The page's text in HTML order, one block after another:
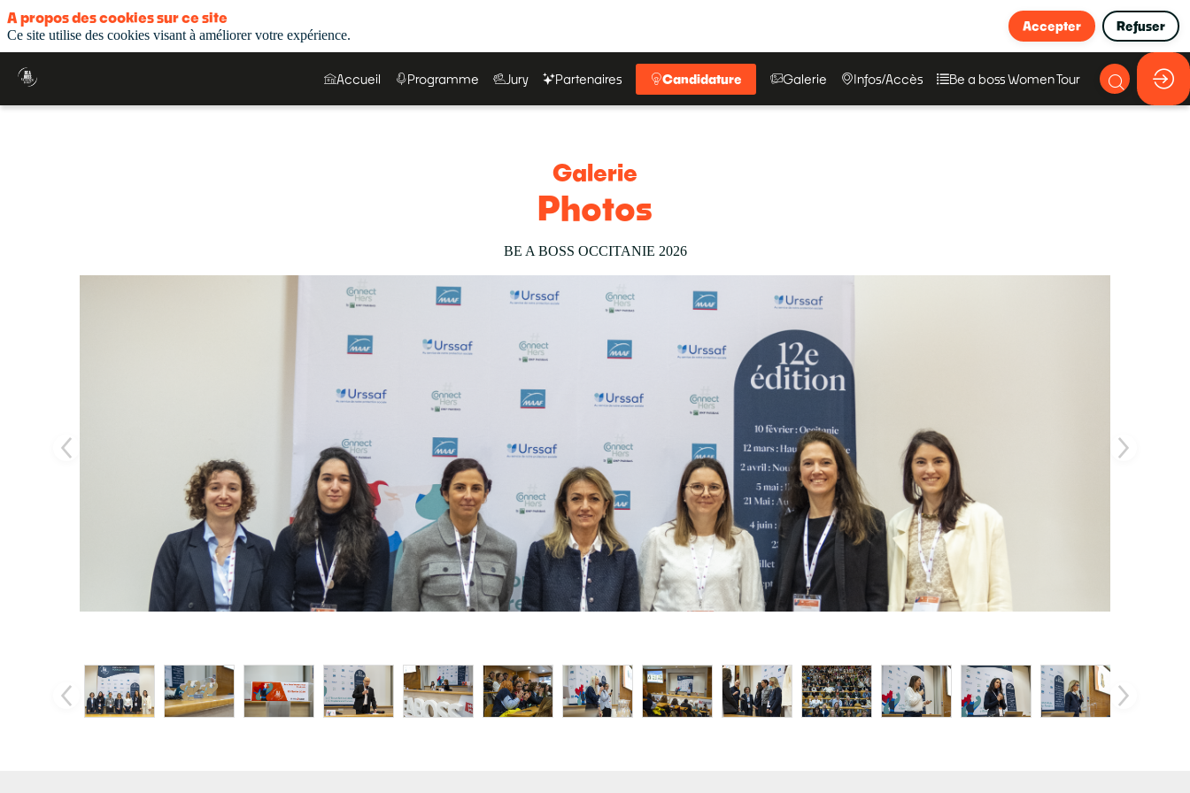
Accueil Programme Jury Partenaires Candidature Galerie Infos/Accès Be a boss Women Tour
Galerie
Photos
BE A BOSS OCCITANIE 2026
A propos des cookies sur ce site
Ce site utilise des cookies visant à améliorer votre expérience.
Accepter Refuser